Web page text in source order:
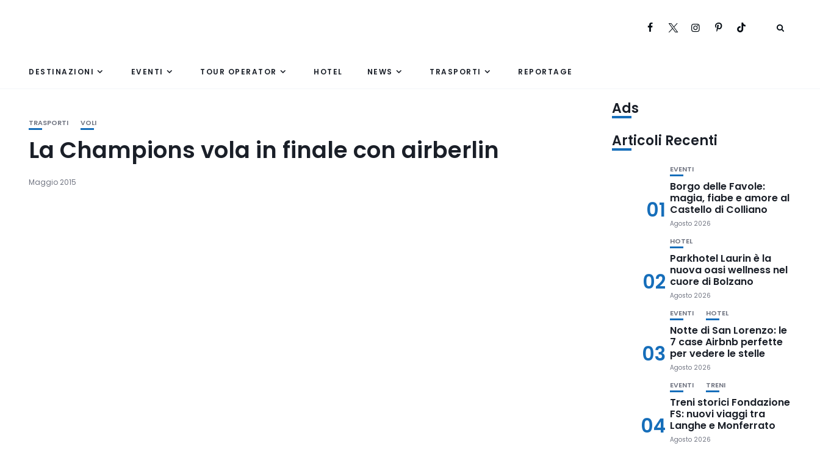
DESTINAZIONI EVENTI TOUR OPERATOR HOTEL NEWS TRASPORTI REPORTAGE
TRASPORTI VOLI
La Champions vola in finale con airberlin
Maggio 2015
Ads
Articoli Recenti
01
EVENTI
Borgo delle Favole:
magia, fiabe e amore al
Castello di Colliano
Agosto 2026
02
HOTEL
Parkhotel Laurin è la
nuova oasi wellness nel
cuore di Bolzano
Agosto 2026
03
EVENTI HOTEL
Notte di San Lorenzo: le
7 case Airbnb perfette
per vedere le stelle
Agosto 2026
04
EVENTI TRENI
Treni storici Fondazione
FS: nuovi viaggi tra
Langhe e Monferrato
Agosto 2026